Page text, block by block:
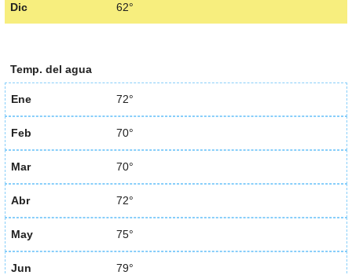
Dic 62°
Temp. del agua
Ene 72°
Feb 70°
Mar 70°
Abr 72°
May 75°
Jun 79°